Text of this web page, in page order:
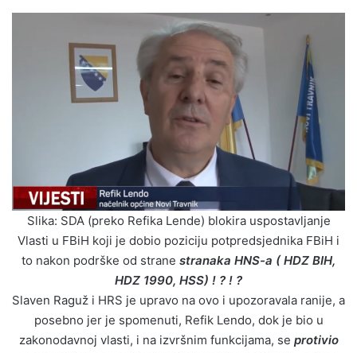
Slika: SDA (preko Refika Lende) blokira uspostavljanje
Vlasti u FBiH koji je dobio poziciju potpredsjednika FBiH i
to nakon podrške od strane stranaka HNS-a ( HDZ BIH,
HDZ 1990, HSS) ! ? ! ?
Slaven Raguž i HRS je upravo na ovo i upozoravala ranije, a
posebno jer je spomenuti, Refik Lendo, dok je bio u
zakonodavnoj vlasti, i na izvršnim funkcijama, se protivio